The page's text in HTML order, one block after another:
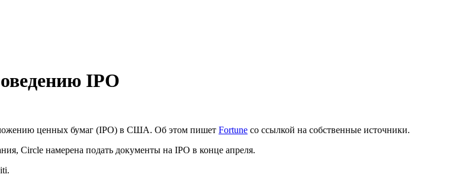
IPO
ценных бумаг (IPO) в США. Об этом пишет Fortune со ссылкой на собственные источники.
Circle намерена подать документы на IPO в конце апреля.